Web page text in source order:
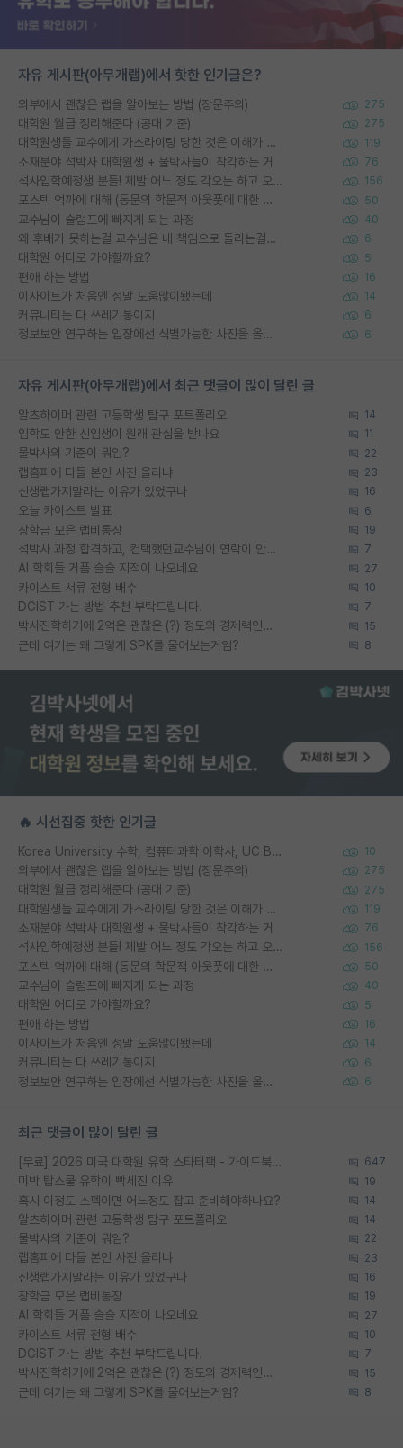
자유 게시판(아무개랩)에서 핫한 인기글은?
외부에서 괜찮은 랩을 알아보는 방법 (장문주의) 275
대학원 월급 정리해준다 (공대 기준) 275
대학원생들 교수에게 가스라이팅 당한 것은 이해가 갑니다. 안타깝네요. 119
소재분야 석박사 대학원생 + 물박사들이 착각하는 거 76
석사입학예정생 분들! 제발 어느 정도 각오는 하고 오세요. 156
포스텍 억까에 대해 (동문의 학문적 아웃풋에 대한 반박) 50
교수님이 슬럼프에 빠지게 되는 과정 40
왜 후배가 못하는걸 교수님은 내 책임으로 돌리는걸까요? 6
대학원 어디로 가야할까요? 5
편애 하는 방법 16
이사이트가 처음엔 정말 도움많이됐는데 14
커뮤니티는 다 쓰레기통이지 6
정보보안 연구하는 입장에선 식별가능한 사진을 올리는건 비추이긴함 6
자유 게시판(아무개랩)에서 최근 댓글이 많이 달린 글
알츠하이머 관련 고등학생 탐구 포트폴리오 14
입학도 안한 신입생이 원래 관심을 받나요 11
물박사의 기준이 뭐임? 22
랩홈피에 다들 본인 사진 올리냐 23
신생랩가지말라는 이유가 있었구나 16
오늘 카이스트 발표 6
장학금 모은 랩비통장 19
석박사 과정 합격하고, 컨택했던교수님이 연락이 안됩니다... 7
AI 학회들 거품 슬슬 지적이 나오네요 27
카이스트 서류 전형 배수 10
DGIST 가는 방법 추천 부탁드립니다. 7
박사진학하기에 2억은 괜찮은 (?) 정도의 경제력인가요 15
근데 여기는 왜 그렇게 SPK를 물어보는거임? 8
🔥 시선집중 핫한 인기글
Korea University 수학, 컴퓨터과학 이학사, UC Berkeley 산업공학 대학원 공학박사가 되는 것은 쉽지 않겠죠? 10
외부에서 괜찮은 랩을 알아보는 방법 (장문주의) 275
대학원 월급 정리해준다 (공대 기준) 275
대학원생들 교수에게 가스라이팅 당한 것은 이해가 갑니다. 안타깝네요. 119
소재분야 석박사 대학원생 + 물박사들이 착각하는 거 76
석사입학예정생 분들! 제발 어느 정도 각오는 하고 오세요. 156
포스텍 억까에 대해 (동문의 학문적 아웃풋에 대한 반박) 50
교수님이 슬럼프에 빠지게 되는 과정 40
대학원 어디로 가야할까요? 5
편애 하는 방법 16
이사이트가 처음엔 정말 도움많이됐는데 14
커뮤니티는 다 쓰레기통이지 6
정보보안 연구하는 입장에선 식별가능한 사진을 올리는건 비추이긴함 6
최근 댓글이 많이 달린 글
[무료] 2026 미국 대학원 유학 스타터팩 - 가이드북 & 합격자 컨택메일 템플릿 647
미박 탑스쿨 유학이 빡세진 이유 19
혹시 이정도 스펙이면 어느정도 잡고 준비해야하나요? 14
알츠하이머 관련 고등학생 탐구 포트폴리오 14
물박사의 기준이 뭐임? 22
랩홈피에 다들 본인 사진 올리냐 23
신생랩가지말라는 이유가 있었구나 16
장학금 모은 랩비통장 19
AI 학회들 거품 슬슬 지적이 나오네요 27
카이스트 서류 전형 배수 10
DGIST 가는 방법 추천 부탁드립니다. 7
박사진학하기에 2억은 괜찮은 (?) 정도의 경제력인가요 15
근데 여기는 왜 그렇게 SPK를 물어보는거임? 8